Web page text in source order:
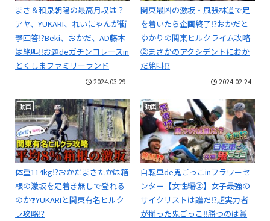
まさ＆和泉朝陽の最高月収は？
アヤ、YUKARI、れいにゃんが衝
撃回答⁉Beki、おかだ、AD藤本
は絶叫‼お題deガチンコレースin
とくしまファミリーランド
2024.03.29
関東最凶の激坂・風張林道で足
を着いたら企画終了⁉おかだと
ゆかりの関東ヒルクライム攻略
②まさかのアクシデントにおか
だ絶叫⁉
2024.02.24
動画
体重114kg⁉おかだまさたかは箱
根の激坂を足着き無しで登れる
のか❓YUKARIと関東有名ヒルク
ラ攻略⁉
動画
自転車de鬼ごっこinフラワーセ
ンター【女性編②】女子最強の
サイクリストは誰だ⁉超実力者
が揃った鬼ごっこ‼勝つのは賞